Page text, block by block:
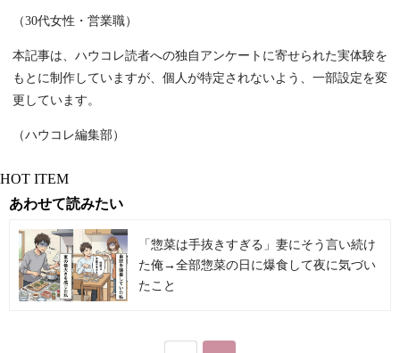
（30代女性・営業職）
本記事は、ハウコレ読者への独自アンケートに寄せられた実体験を
もとに制作していますが、個人が特定されないよう、一部設定を変
更しています。
（ハウコレ編集部）
HOT ITEM
あわせて読みたい
「惣菜は手抜きすぎる」妻にそう言い続け
た俺→全部惣菜の日に爆食して夜に気づい
たこと